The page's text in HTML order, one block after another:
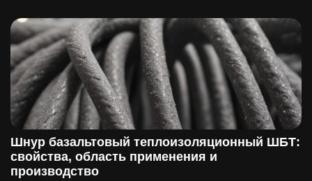
Шнур базальтовый теплоизоляционный ШБТ:
свойства, область применения и
производство